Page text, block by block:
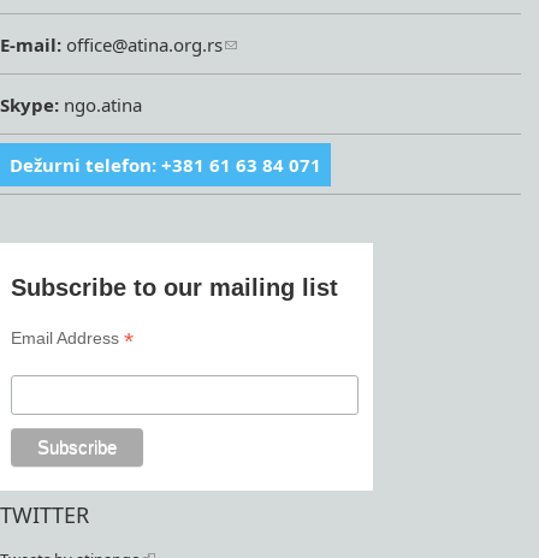
E-mail: office@atina.org.rs
Skype: ngo.atina
Dežurni telefon: +381 61 63 84 071
Subscribe to our mailing list
Email Address*
TWITTER